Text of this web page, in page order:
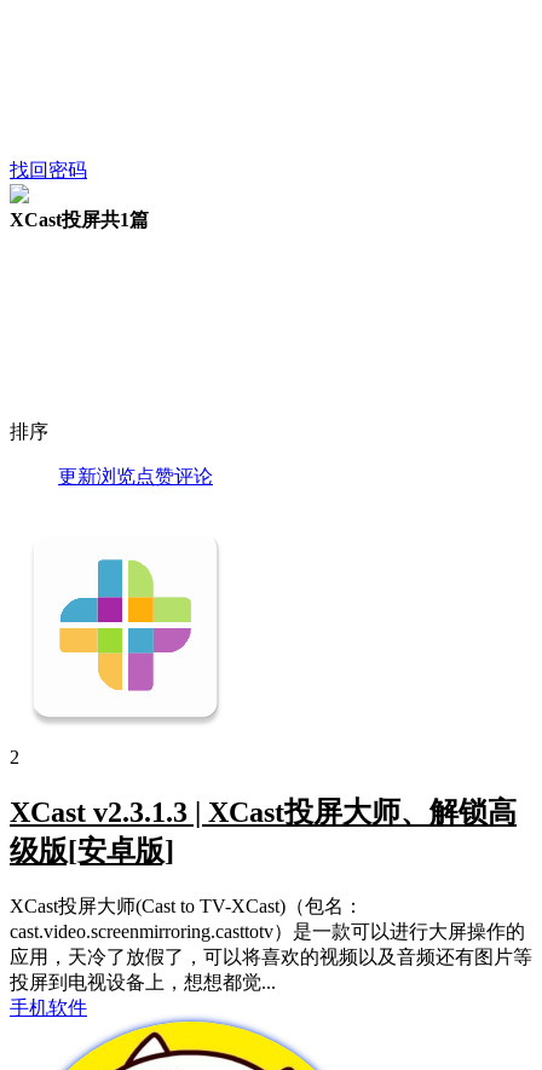
找回密码
XCast投屏共1篇
排序
更新浏览点赞评论
2
XCast v2.3.1.3 | XCast投屏大师、解锁高
级版[安卓版]
XCast投屏大师(Cast to TV-XCast)（包名：
cast.video.screenmirroring.casttotv）是一款可以进行大屏操作的
应用，天冷了放假了，可以将喜欢的视频以及音频还有图片等
投屏到电视设备上，想想都觉...
手机软件